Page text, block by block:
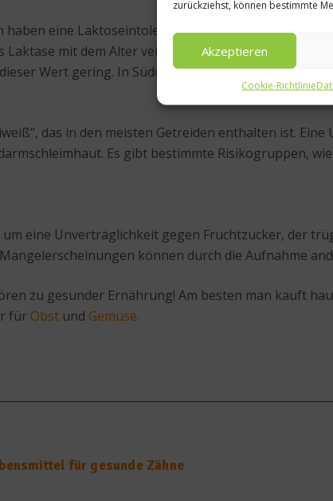
zurückziehst, können bestimmte
Akzeptieren
Cookie-Richtlinie
haben eine Laktoseintoleranz, eine
Laktase mit dem Alter verringert. Ungefähr jeder
Wert gering. In Südostasien sind
das in den meisten Getreiden enthalten ist.
Es gibt bestimmte Risikogruppen,
eine Unverträglichkeit gegen Fruchtzucker, der
können durch die Aufnahme
zu gesunder Ernährung! Am besten man kauft
für Obst und Gemüse.
für gesunde Zähne